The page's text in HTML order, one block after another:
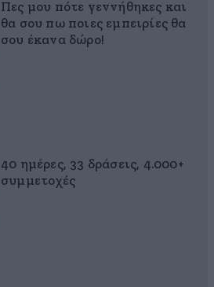
Πες μου πότε γεννήθηκες και
θα σου πω ποιες εμπειρίες θα
σου έκανα δώρο!
40 ημέρες, 33 δράσεις, 4.000+
συμμετοχές